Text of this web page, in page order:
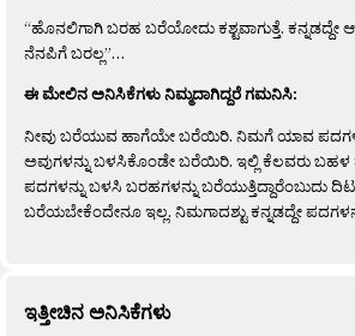
“ಹೊನಲಿಗಾಗಿ ಬರಹ ಬರೆಯೋದು ಕಶ್ಟವಾಗುತ್ತೆ.
ನೆನಪಿಗೆ ಬರಲ್ಲ”…
ಈ ಮೇಲಿನ ಅನಿಸಿಕೆಗಳು ನಿಮ್ಮದಾಗಿದ್ದರೆ ಗಮನಿಸಿ:
ನೀವು ಬರೆಯುವ ಹಾಗೆಯೇ ಬರೆಯಿರಿ. ನಿಮಗೆ ಯಾವ
ಅವುಗಳನ್ನು ಬಳಸಿಕೊಂಡೇ ಬರೆಯಿರಿ. ಇಲ್ಲಿ ಕೆಲವರು ಬಹಳ
ಪದಗಳನ್ನು ಬಳಸಿ ಬರಹಗಳನ್ನು ಬರೆಯುತ್ತಿದ್ದಾರೆಂಬುದು
ಬರೆಯಬೇಕೆಂದೇನೂ ಇಲ್ಲ. ನಿಮಗಾದಶ್ಟು ಕನ್ನಡದ್ದೇ
ಇತ್ತೀಚಿನ ಅನಿಸಿಕೆಗಳು